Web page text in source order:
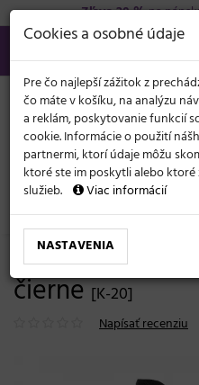
Zľava 20 %na
02/21 201 099
Po−pia: 8−17
Všetko o nákupe
KATEGÓRIE
MENU
Kadernícke potreby
Puzdro na
čierne [K-20]
Napísať recenziu
Cookies a osobné údaje
Pre čo najlepší zážitok z
čo máte v košíku, na analýzu
a reklám, poskytovanie funkcií
cookie. Informácie o použití
partnermi, ktorí údaje môžu
ktoré ste im poskytli alebo
služieb.
Viac informácií
NASTAVENIA